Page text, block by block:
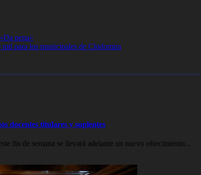
pena»
para los municipales de Clodomira
docentes titulares y suplentes
fin de semana se llevará adelante un nuevo ofrecimiento...